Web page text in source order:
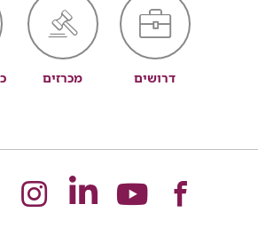
דרושים מכרזים
לעמוד
לעמוד